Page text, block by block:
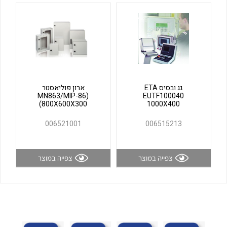
לכל מוצרי היצרן לכל מוצרי היצרן
גג ובסיס ETA
EUTF100040
1000X400
006515213
צפייה במוצר
ארון פוליאסטר
(MN863/MIP-86
(800X600X300
006521001
צפייה במוצר